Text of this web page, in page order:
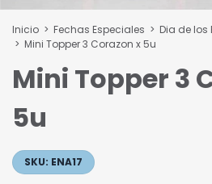
Inicio > Fechas Especiales > Dia de
> Mini Topper 3 Corazon x 5u
Mini Topper 3
5u
SKU: ENA17